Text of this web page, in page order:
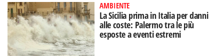
AMBIENTE
La Sicilia prima in Italia per danni
alle coste: Palermo tra le più
esposte a eventi estremi